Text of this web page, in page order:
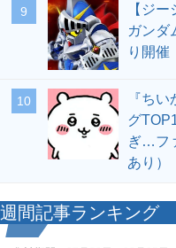
9
【ジ
ガンダ
り開催
10
『ち
グ
ぎ…フ
あり）
週間記事ランキング